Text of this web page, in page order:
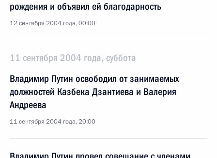
рождения и объявил ей благодарность
12 сентября 2004 года, 00:00
11 сентября 2004 года, суббота
Владимир Путин освободил от занимаемых
должностей Казбека Дзантиева и Валерия
Андреева
11 сентября 2004 года, 20:00